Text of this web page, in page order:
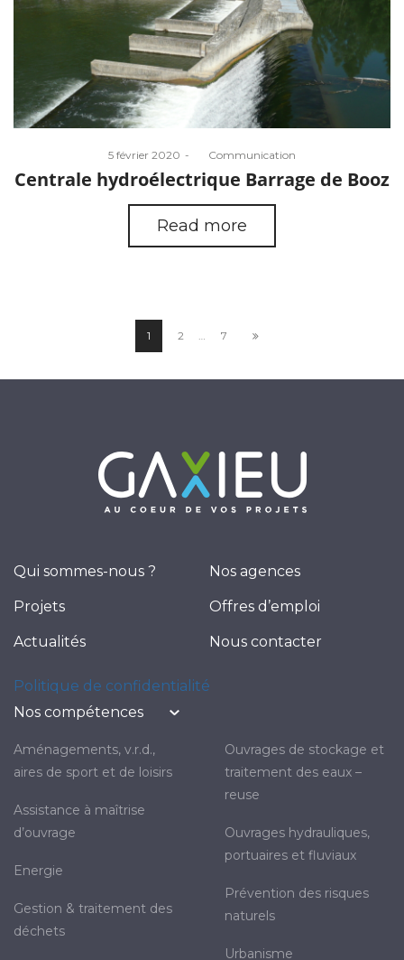
Posted
5 février 2020 Communication
Centrale hydroélectrique Barrage de Booz
Read more
1 2 7
Qui sommes-nous ?
Projets
Actualités
Nos agences
Offres d’emploi
Nous contacter
Politique de confidentialité
Nos compétences
aménagements, v.r.d.,
aires de sport et de loisirs
assistance à maîtrise
d’ouvrage
energie
gestion & traitement des
déchets
ouvrages de stockage et
traitement des eaux –
reuse
ouvrages hydrauliques,
portuaires et fluviaux
prévention des risques
naturels
urbanisme